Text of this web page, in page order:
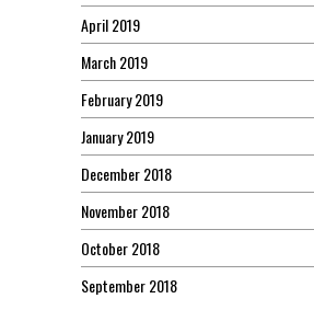
April 2019
March 2019
February 2019
January 2019
December 2018
November 2018
October 2018
September 2018